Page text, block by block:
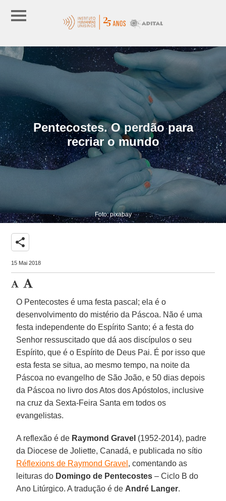
Pentecostes. O perdão para
recriar o mundo
Foto: pixabay
share
15 Mai 2018
O Pentecostes é uma festa pascal; ela é o
desenvolvimento do mistério da Páscoa. Não é uma
festa independente do Espírito Santo; é a festa do
Senhor ressuscitado que dá aos discípulos o seu
Espírito, que é o Espírito de Deus Pai. É por isso que
esta festa se situa, ao mesmo tempo, na noite da
Páscoa no evangelho de São João, e 50 dias depois
da Páscoa no livro dos Atos dos Apóstolos, inclusive
na cruz da Sexta-Feira Santa em todos os
evangelistas.
A reflexão é de Raymond Gravel (1952-2014), padre
da Diocese de Joliette, Canadá, e publicada no sítio
Réflexions de Raymond Gravel , comentando as
leituras do Domingo de Pentecostes – Ciclo B do
Ano Litúrgico. A tradução é de André Langer.